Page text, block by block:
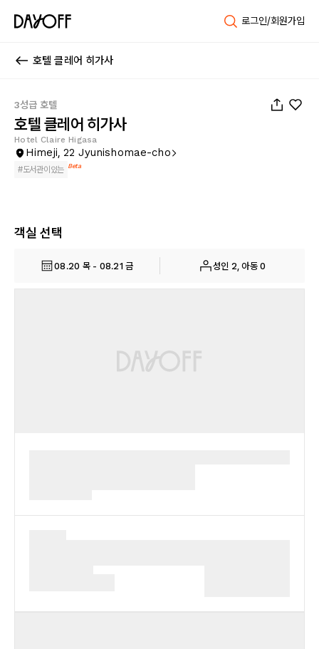
로그인/회원가입
호텔 클레어 히가사
3성급 호텔
호텔 클레어 히가사
Hotel Claire Higasa
Himeji, 22 Jyunishomae-cho
#도서관이있는 Beta
객실 선택
08.20 목 - 08.21 금 성인 2, 아동 0